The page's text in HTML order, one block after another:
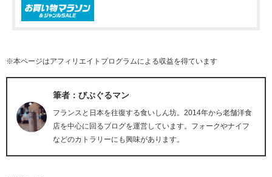
※本ページはアフィリエイトプログラムによる収益を得ています
筆者：びぶぐるマン
フランスと日本を往復する食いしん坊。2014年から老舗洋食
店を中心に回るブログを運営しています。フォークやナイフ
などのカトラリーにも興味があります。